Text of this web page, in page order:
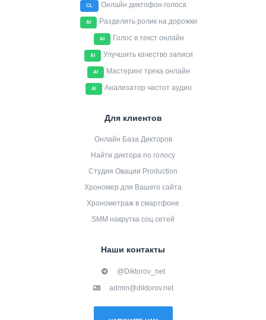
CL Онлайн диктофон голоса
AI Разделить ролик на дорожки
AI Голос в текст онлайн
AI Улучшить качество записи
AI Мастеринг трека онлайн
AI Анализатор частот аудио
Для клиентов
Онлайн База Дикторов
Найти диктора по голосу
Студия Овации Production
Хрономер для Вашего сайта
Хронометраж в смартфоне
SMM накрутка соц сетей
Наши контакты
@Diktorov_net
admin@diktorov.net